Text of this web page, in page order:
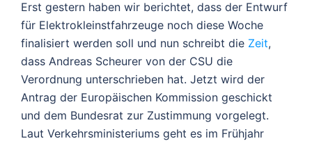
Erst gestern haben wir berichtet, dass der Entwurf
für Elektrokleinstfahrzeuge noch diese Woche
finalisiert werden soll und nun schreibt die Zeit,
dass Andreas Scheurer von der CSU die
Verordnung unterschrieben hat. Jetzt wird der
Antrag der Europäischen Kommission geschickt
und dem Bundesrat zur Zustimmung vorgelegt.
Laut Verkehrsministeriums geht es im Frühjahr